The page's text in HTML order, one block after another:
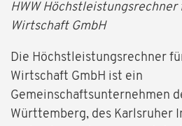
HWW Höchstleistungsrechner
Wirtschaft GmbH
Die Höchstleistungsrechner
Wirtschaft GmbH ist ein
Gemeinschaftsunternehmen
Württemberg, des Karlsruher